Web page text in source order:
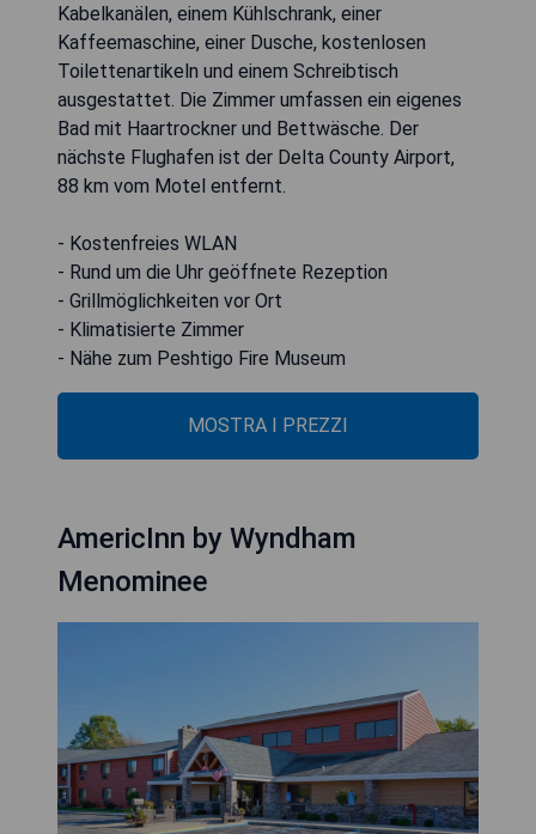
Kabelkanälen, einem Kühlschrank, einer
Kaffeemaschine, einer Dusche, kostenlosen
Toilettenartikeln und einem Schreibtisch
ausgestattet. Die Zimmer umfassen ein eigenes
Bad mit Haartrockner und Bettwäsche. Der
nächste Flughafen ist der Delta County Airport,
88 km vom Motel entfernt.
- Kostenfreies WLAN
- Rund um die Uhr geöffnete Rezeption
- Grillmöglichkeiten vor Ort
- Klimatisierte Zimmer
- Nähe zum Peshtigo Fire Museum
MOSTRA I PREZZI
AmericInn by Wyndham
Menominee